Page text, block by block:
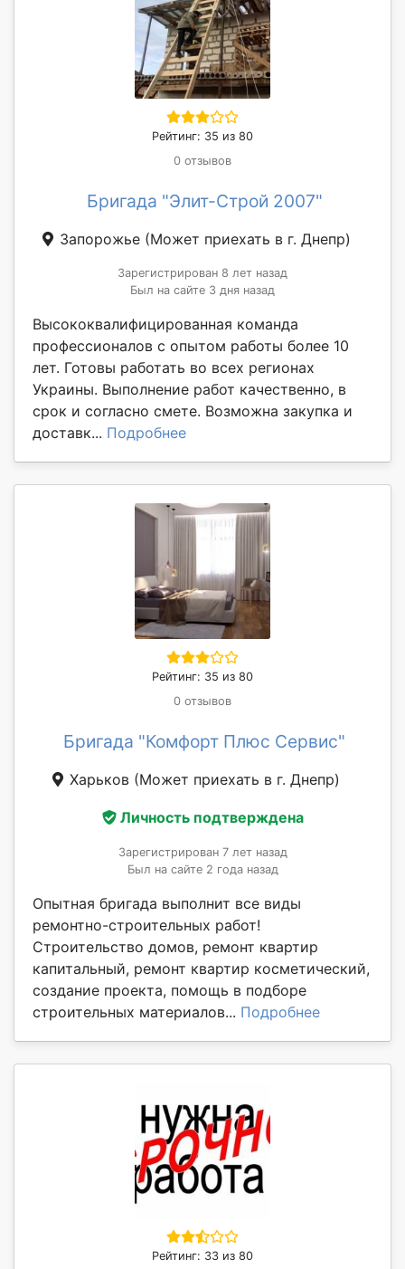
Рейтинг: 35 из 80
0 отзывов
Бригада "Элит-Строй 2007"
Запорожье (Может приехать в г. Днепр)
Зарегистрирован 8 лет назад
Был на сайте 3 дня назад
Высококвалифицированная команда
профессионалов с опытом работы более 10
лет. Готовы работать во всех регионах
Украины. Выполнение работ качественно, в
срок и согласно смете. Возможна закупка и
доставк... Подробнее
Рейтинг: 35 из 80
0 отзывов
Бригада "Комфорт Плюс Сервис"
Харьков (Может приехать в г. Днепр)
Личность подтверждена
Зарегистрирован 7 лет назад
Был на сайте 2 года назад
Опытная бригада выполнит все виды
ремонтно-строительных работ!
Строительство домов, ремонт квартир
капитальный, ремонт квартир косметический,
создание проекта, помощь в подборе
строительных материалов... Подробнее
Рейтинг: 33 из 80